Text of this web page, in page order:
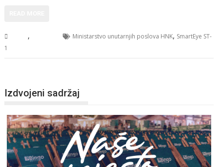
, Ministarstvo unutarnjih poslova HNK, SmartEye ST-
1
Izdvojeni sadržaj